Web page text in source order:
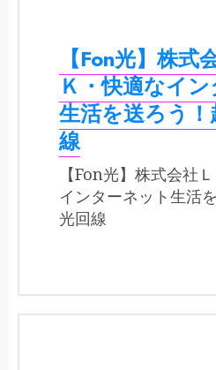
【Fon光】株式
Ｋ・快適なイ
生活を送ろう
線
【Fon光】株式会社
インターネット生活
光回線